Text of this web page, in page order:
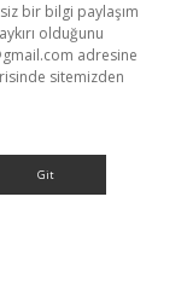
bir bilgi paylaşım
olduğunu
adresine
sitemizden